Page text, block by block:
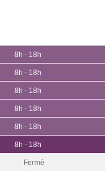
8h - 18h
8h - 18h
8h - 18h
8h - 18h
8h - 18h
8h - 18h
Fermé